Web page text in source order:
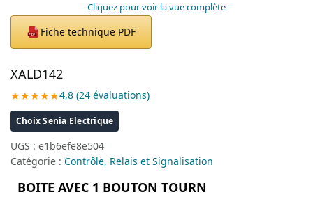
Cliquez pour voir la vue complète
PDF Fiche technique PDF
XALD142
★★★★★4,8 (24 évaluations)
Choix Senia Electrique
UGS : e1b6efe8e504
Catégorie : Contrôle, Relais et Signalisation
BOITE AVEC 1 BOUTON TOURN